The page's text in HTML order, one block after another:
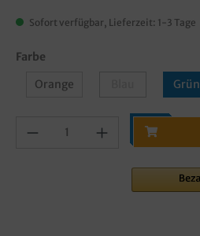
Sofort verfügbar, Lieferzeit: 1-3 Tage
Farbe
Orange
Grün